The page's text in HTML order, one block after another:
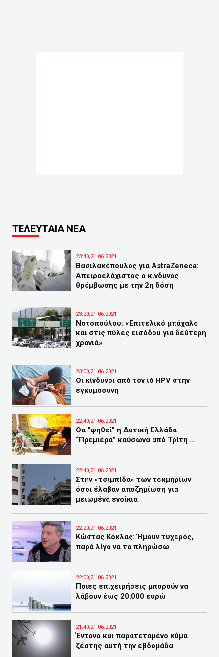
ΤΕΛΕΥΤΑΙΑ ΝΕΑ
23:40,21.06.2021
Βασιλακόπουλος για AstraZeneca:
Απειροελάχιστος ο κίνδυνος
θρόμβωσης με την 2η δόση
23:20,21.06.2021
Νοτοπούλου: «Επιτελικό μπάχαλο
και στις πύλες εισόδου για δεύτερη
χρονιά»
23:00,21.06.2021
Οι κίνδυνοι από τον ιό HPV στην
εγκυμοσύνη
22:40,21.06.2021
Θα “ψηθεί” η Δυτική Ελλάδα –
“Πρεμιέρα” καύσωνα από Τρίτη ...
22:40,21.06.2021
Στην «τσιμπίδα» των τεκμηρίων
όσοι έλαβαν αποζημίωση για
μειωμένα ενοίκια
22:20,21.06.2021
Κώστας Κόκλας: Ήμουν τυχερός,
παρά λίγο να το πληρώσω
22:00,21.06.2021
Ποιες επιχειρήσεις μπορούν να
λάβουν έως 20.000 ευρώ
21:40,21.06.2021
Έντονο και παρατεταμένο κύμα
ζέστης αυτή την εβδομάδα